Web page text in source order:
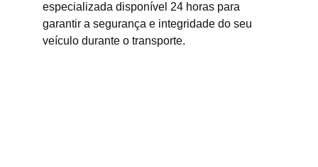
especializada disponível 24 horas para
garantir a segurança e integridade do seu
veículo durante o transporte.